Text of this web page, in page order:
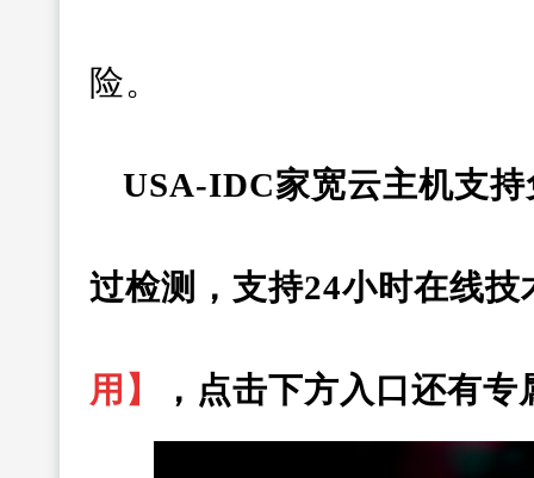
险。
USA-IDC家宽云主机支
过检测，支持24小时在线
用】 ，点击下方入口还有